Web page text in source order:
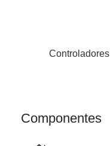
Controladores
Componentes